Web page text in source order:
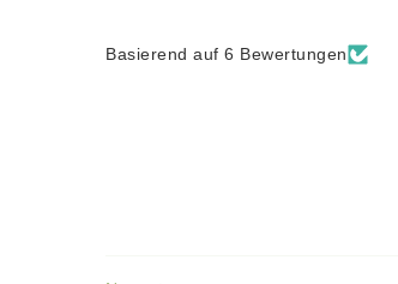
Basierend auf 6 Bewertungen